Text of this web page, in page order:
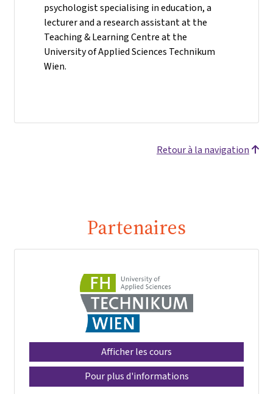
psychologist specialising in education, a
lecturer and a research assistant at the
Teaching & Learning Centre at the
University of Applied Sciences Technikum
Wien.
Retour à la navigation
Partenaires
Afficher les cours
Pour plus d'informations